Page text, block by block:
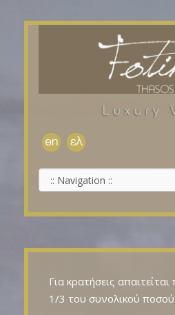
Για κρατήσεις
1/3 του συνολικού ποσού